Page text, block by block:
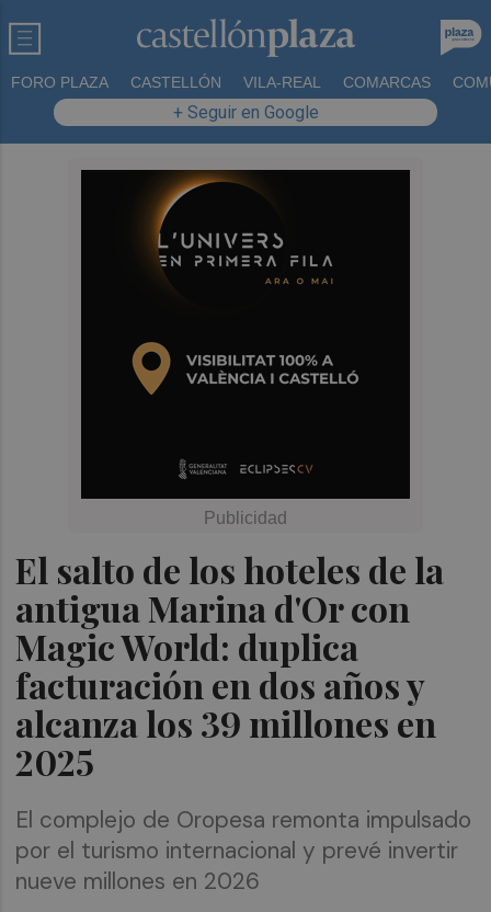
FORO PLAZA CASTELLÓN VILA-REAL COMARCAS
+ Seguir en Google
El salto de los hoteles de la
antigua Marina d'Or con
Magic World: duplica
facturación en dos años y
alcanza los 39 millones en
2025
El complejo de Oropesa remonta impulsado
por el turismo internacional y prevé invertir
nueve millones en 2026